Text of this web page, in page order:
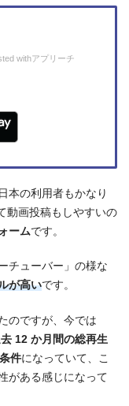
withアプリーチ
本の利用者もかなり
動画投稿もしやすいの
ームです。
チューバー」の様な
が高いです。
のですが、今では
12 か月間の総再生
件になっていて、こ
がある感じになって